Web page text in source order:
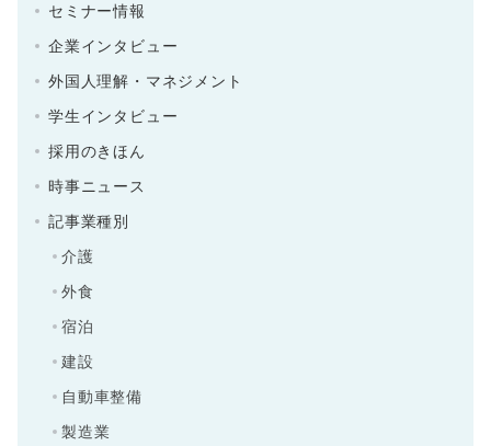
セミナー情報
企業インタビュー
外国人理解・マネジメント
学生インタビュー
採用のきほん
時事ニュース
記事業種別
介護
外食
宿泊
建設
自動車整備
製造業